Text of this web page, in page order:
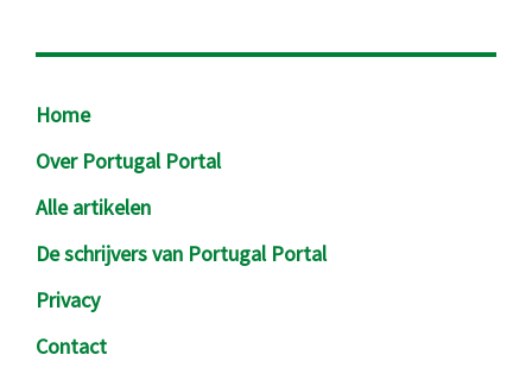
Footer
Home
Over Portugal Portal
Alle artikelen
De schrijvers van Portugal Portal
Privacy
Contact